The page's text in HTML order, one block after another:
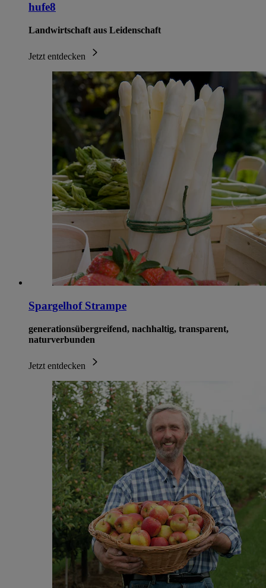
hufe8
Landwirtschaft aus Leidenschaft
Jetzt entdecken
Spargelhof Strampe
generationsübergreifend, nachhaltig, transparent,
naturverbunden
Jetzt entdecken